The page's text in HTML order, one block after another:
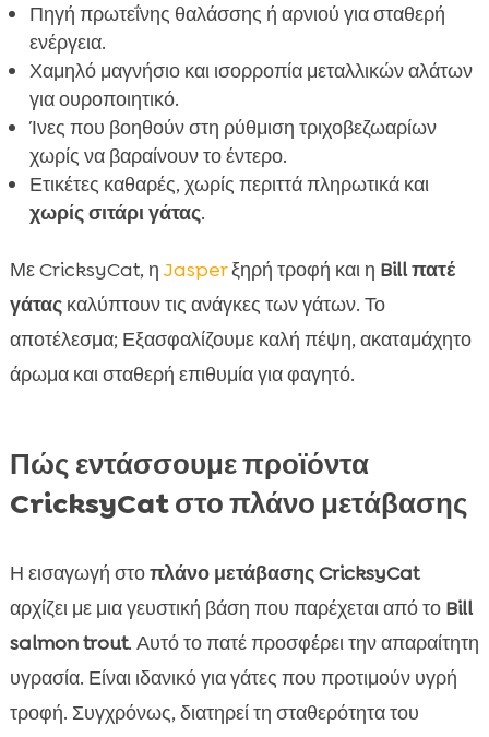
Πηγή πρωτεΐνης θαλάσσης ή αρνιού για σταθερή
ενέργεια.
Χαμηλό μαγνήσιο και ισορροπία μεταλλικών αλάτων
για ουροποιητικό.
Ίνες που βοηθούν στη ρύθμιση τριχοβεζωαρίων
χωρίς να βαραίνουν το έντερο.
Ετικέτες καθαρές, χωρίς περιττά πληρωτικά και
χωρίς σιτάρι γάτας.
Με CricksyCat, η Jasperξηρή τροφή και η Bill πατέ
γάταςκαλύπτουν τις ανάγκες των γάτων. Το
αποτέλεσμα; Εξασφαλίζουμε καλή πέψη, ακαταμάχητο
άρωμα και σταθερή επιθυμία για φαγητό.
Πώς εντάσσουμε προϊόντα
CricksyCat στο πλάνο μετάβασης
Η εισαγωγή στοπλάνο μετάβασης CricksyCat
αρχίζει με μια γευστική βάση που παρέχεται από το Bill
salmon trout. Αυτό το πατέ προσφέρει την απαραίτητη
υγρασία. Είναι ιδανικό για γάτες που προτιμούν υγρή
τροφή. Συγχρόνως, διατηρεί τη σταθερότητα του